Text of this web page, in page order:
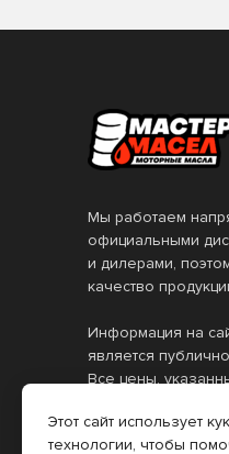
Мы работаем
официальными
и дилерами,
качество
Информация на
является
Все цены,
оформлении
интернет-магазин.
Этот сайт использует
технологии, чтобы